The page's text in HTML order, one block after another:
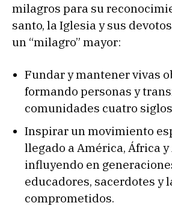
milagros para su
santo, la Iglesia y sus
un “milagro” mayor:
Fundar y mantener vivas
formando personas y
comunidades cuatro
Inspirar un movimiento
llegado a América, África y
influyendo en
educadores, sacerdotes y
comprometidos.